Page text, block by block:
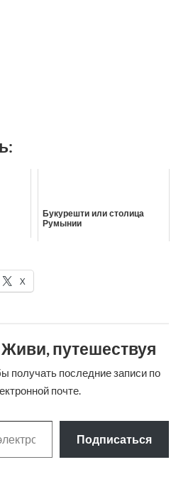
Букурешти или столица
Румынии
X
путешествуя
получать последние записи по
почте.
Подписаться